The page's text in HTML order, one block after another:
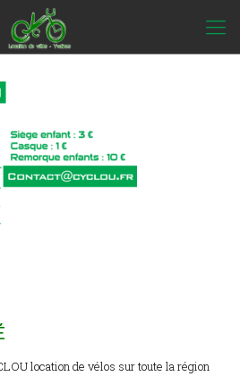
location de vélos sur toute la région